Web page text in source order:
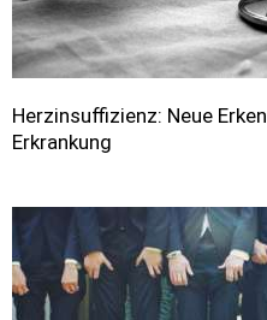
Herzinsuffizienz: Neue
Erkrankung